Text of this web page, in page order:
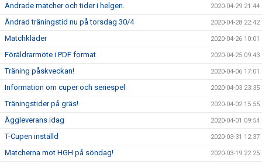
Ändrade matcher och tider i helgen. 2020-04-29 21:44
Ändrad träningstid nu på torsdag 30/4 2020-04-28 22:42
Matchkläder 2020-04-26 10:01
Föräldrarmöte i PDF format 2020-04-25 09:43
Träning påskveckan! 2020-04-06 17:01
Information om cuper och seriespel 2020-04-03 23:35
Träningstider på gräs! 2020-04-02 15:55
Äggleverans idag 2020-04-01 09:54
T-Cupen inställd 2020-03-31 12:37
Matcherna mot HGH på söndag! 2020-03-19 22:25